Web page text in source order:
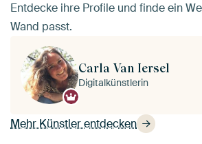
Entdecke ihre Profile und finde ein
Wand passt.
Mehr Künstler entdecken
Carla Van Iersel
Digitalkünstlerin